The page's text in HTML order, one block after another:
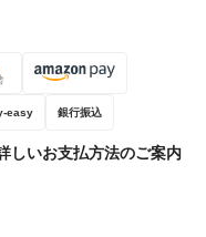
easy 銀行振込
しいお支払方法のご案内